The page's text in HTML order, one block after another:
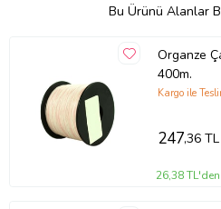
Bu Ürünü Alanlar
Organze
400m.
Kargo ile
247,36 TL
26,38